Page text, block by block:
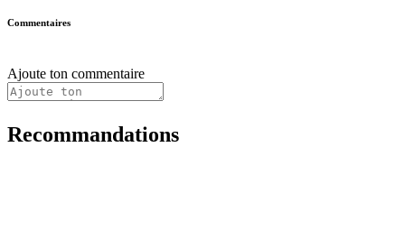
Commentaires
Ajoute ton commentaire
Recommandations